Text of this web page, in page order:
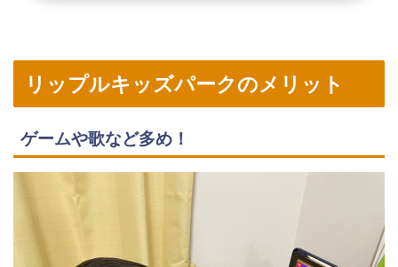
リップルキッズパークのメリット
ゲームや歌など多め！